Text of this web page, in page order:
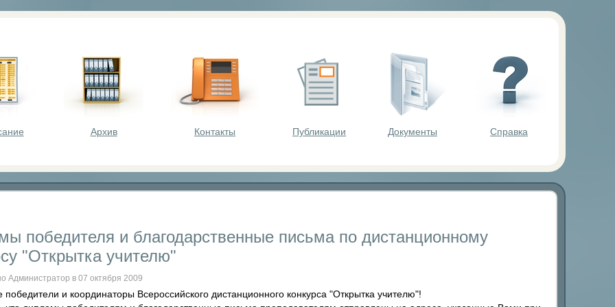
Архив Контакты Публикации Документы Справка
победителя и благодарственные письма по дистанционному
"Открытка учителю"
Администратор в 07 октября 2009
и координаторы Всероссийского дистанционного конкурса "Открытка учителю"!